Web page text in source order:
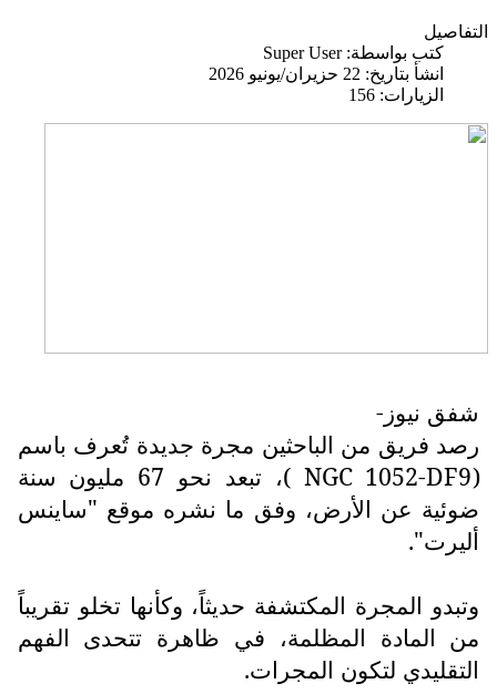
التفاصيل
كتب بواسطة:Super User
انشأ بتاريخ: 22 حزيران/يونيو 2026
الزيارات: 156
شفق نيوز-
رصد فريق من الباحثين مجرة جديدة تُعرف باسم
(
NGC 1052-DF9
)، تبعد نحو 67 مليون سنة
ضوئية عن الأرض، وفق ما نشره موقع "ساينس
أليرت".
وتبدو المجرة المكتشفة حديثاً، وكأنها تخلو تقريباً
من المادة المظلمة، في ظاهرة تتحدى الفهم
التقليدي لتكون المجرات.